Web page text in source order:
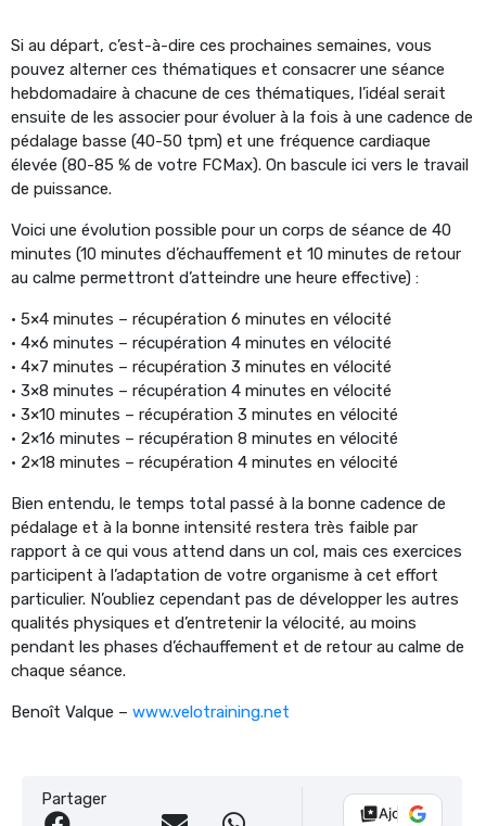
Si au départ, c’est-à-dire ces prochaines semaines, vous
pouvez alterner ces thématiques et consacrer une séance
hebdomadaire à chacune de ces thématiques, l’idéal serait
ensuite de les associer pour évoluer à la fois à une cadence de
pédalage basse (40-50 tpm) et une fréquence cardiaque
élevée (80-85 % de votre FCMax). On bascule ici vers le travail
de puissance.
Voici une évolution possible pour un corps de séance de 40
minutes (10 minutes d’échauffement et 10 minutes de retour
au calme permettront d’atteindre une heure effective) :
• 5×4 minutes – récupération 6 minutes en vélocité
• 4×6 minutes – récupération 4 minutes en vélocité
• 4×7 minutes – récupération 3 minutes en vélocité
• 3×8 minutes – récupération 4 minutes en vélocité
• 3×10 minutes – récupération 3 minutes en vélocité
• 2×16 minutes – récupération 8 minutes en vélocité
• 2×18 minutes – récupération 4 minutes en vélocité
Bien entendu, le temps total passé à la bonne cadence de
pédalage et à la bonne intensité restera très faible par
rapport à ce qui vous attend dans un col, mais ces exercices
participent à l’adaptation de votre organisme à cet effort
particulier. N’oubliez cependant pas de développer les autres
qualités physiques et d’entretenir la vélocité, au moins
pendant les phases d’échauffement et de retour au calme de
chaque séance.
Benoît Valque – www.velotraining.net
Partager
Ajouter Vélo